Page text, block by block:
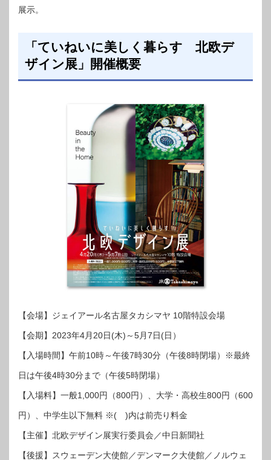
展示。
「ていねいに美しく暮らす 北欧デ
ザイン展」開催概要
【会場】ジェイアール名古屋タカシマヤ 10階特設会場
【会期】2023年4月20日(木)～5月7日(日）
【入場時間】午前10時～午後7時30分（午後8時閉場）※最終
日は午後4時30分まで（午後5時閉場）
【入場料】一般1,000円（800円）、大学・高校生800円（600
円）、中学生以下無料 ※( )内は前売り料金
【主催】北欧デザイン展実行委員会／中日新聞社
【後援】スウェーデン大使館／デンマーク大使館／ノルウェ